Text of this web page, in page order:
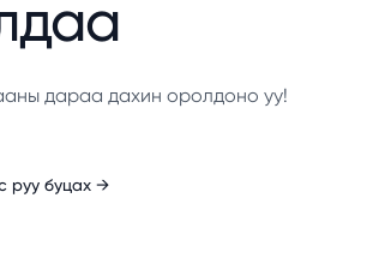
дараа дахин оролдоно уу!
руу буцах →